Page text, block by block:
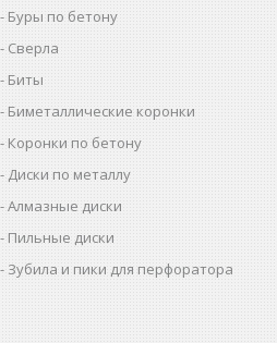
Буры по бетону
Сверла
Биты
Биметаллические коронки
Коронки по бетону
Диски по металлу
Алмазные диски
Пильные диски
Зубила и пики для перфоратора